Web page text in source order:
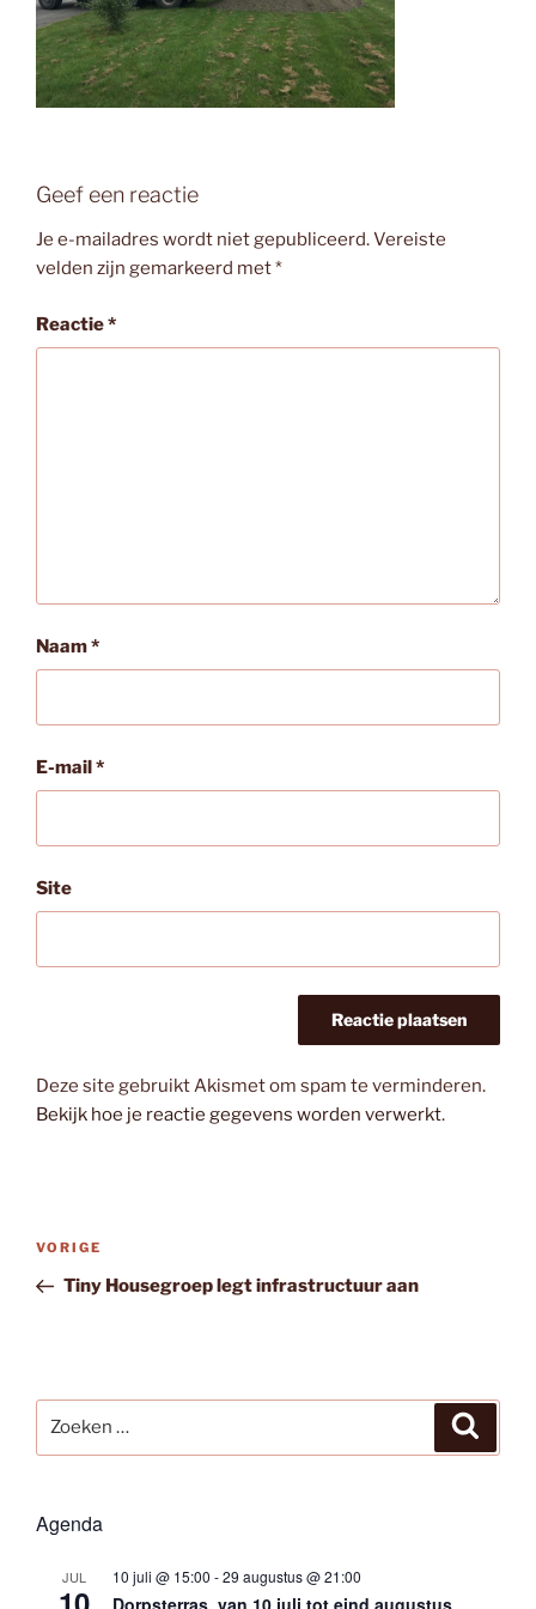
Geef een reactie
Je e-mailadres wordt niet gepubliceerd.Vereiste
velden zijn gemarkeerd met*
Reactie*
Naam*
E-mail*
Site
Deze site gebruikt Akismet om spam te verminderen.
Bekijk hoe je reactie gegevens worden verwerkt.
Bericht
Vorig
bericht
VORIGE
Tiny Housegroep legt infrastructuur aan
naar:
Agenda
JUL 10 juli @ 15:00 -29 augustus @ 21:00
Dorpsterras, van 10 juli tot eind augustus